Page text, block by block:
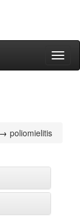
poliomielitis